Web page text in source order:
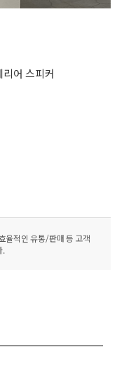
어 스피커
율적인 유통/판매 등 고객
.